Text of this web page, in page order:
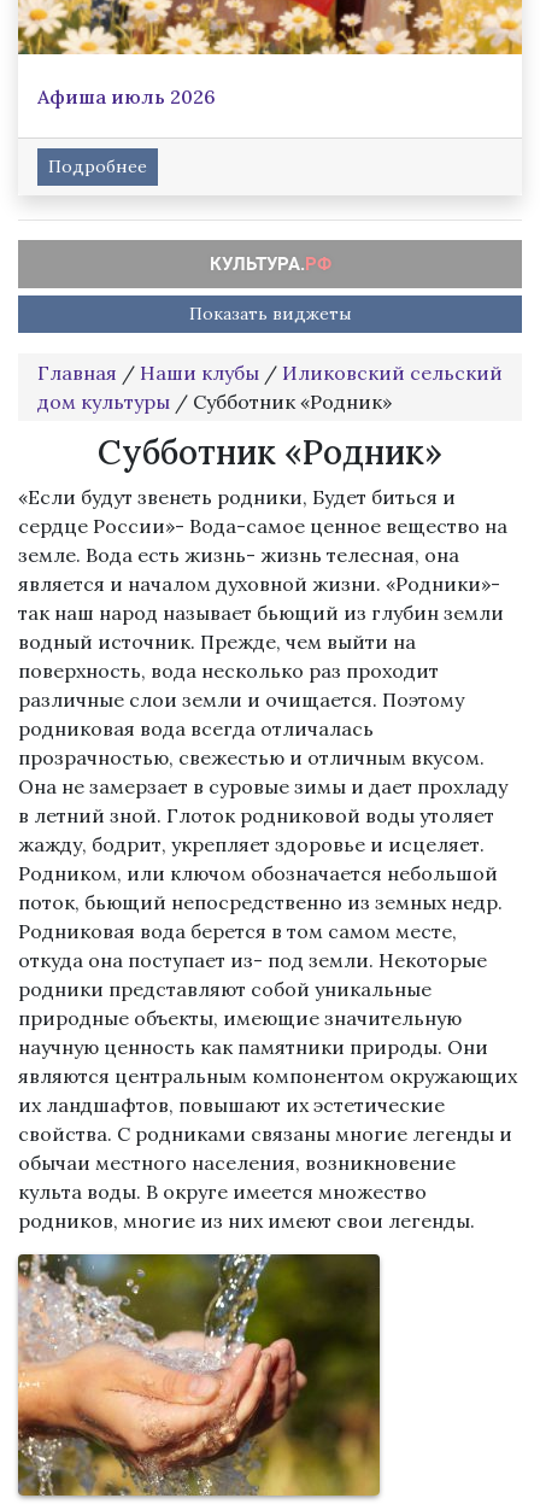
Афиша июль 2026
Подробнее
Показать виджеты
Главная / Наши клубы / Иликовский сельский
дом культуры / Субботник «Родник»
Субботник «Родник»
«Если будут звенеть родники, Будет биться и
сердце России»- Вода-самое ценное вещество на
земле. Вода есть жизнь- жизнь телесная, она
является и началом духовной жизни. «Родники»-
так наш народ называет бьющий из глубин земли
водный источник. Прежде, чем выйти на
поверхность, вода несколько раз проходит
различные слои земли и очищается. Поэтому
родниковая вода всегда отличалась
прозрачностью, свежестью и отличным вкусом.
Она не замерзает в суровые зимы и дает прохладу
в летний зной. Глоток родниковой воды утоляет
жажду, бодрит, укрепляет здоровье и исцеляет.
Родником, или ключом обозначается небольшой
поток, бьющий непосредственно из земных недр.
Родниковая вода берется в том самом месте,
откуда она поступает из- под земли. Некоторые
родники представляют собой уникальные
природные объекты, имеющие значительную
научную ценность как памятники природы. Они
являются центральным компонентом окружающих
их ландшафтов, повышают их эстетические
свойства. С родниками связаны многие легенды и
обычаи местного населения, возникновение
культа воды. В округе имеется множество
родников, многие из них имеют свои легенды.